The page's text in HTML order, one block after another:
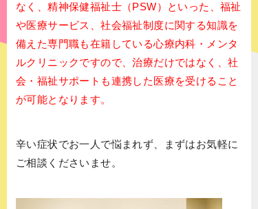
なく、精神保健福祉士（PSW）といった、福祉
や医療サービス、社会福祉制度に関する知識を
備えた専門職も在籍している心療内科・メンタ
ルクリニックですので、治療だけではなく、社
会・福祉サポートも連携した医療を受けること
が可能となります。
辛い症状でお一人で悩まれず、まずはお気軽に
ご相談くださいませ。